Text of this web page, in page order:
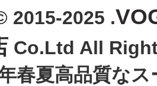
2015-2025 .
Co.Ltd All
春夏高品質な